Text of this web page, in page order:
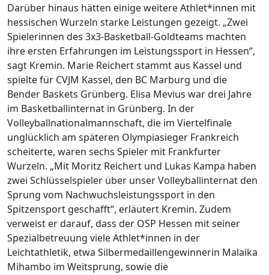
Darüber hinaus hätten einige weitere Athlet*innen mit
hessischen Wurzeln starke Leistungen gezeigt. „Zwei
Spielerinnen des 3x3-Basketball-Goldteams machten
ihre ersten Erfahrungen im Leistungssport in Hessen“,
sagt Kremin. Marie Reichert stammt aus Kassel und
spielte für CVJM Kassel, den BC Marburg und die
Bender Baskets Grünberg. Elisa Mevius war drei Jahre
im Basketballinternat in Grünberg. In der
Volleyballnationalmannschaft, die im Viertelfinale
unglücklich am späteren Olympiasieger Frankreich
scheiterte, waren sechs Spieler mit Frankfurter
Wurzeln. „Mit Moritz Reichert und Lukas Kampa haben
zwei Schlüsselspieler über unser Volleyballinternat den
Sprung vom Nachwuchsleistungssport in den
Spitzensport geschafft“, erläutert Kremin. Zudem
verweist er darauf, dass der OSP Hessen mit seiner
Spezialbetreuung viele Athlet*innen in der
Leichtathletik, etwa Silbermedaillengewinnerin Malaika
Mihambo im Weitsprung, sowie die